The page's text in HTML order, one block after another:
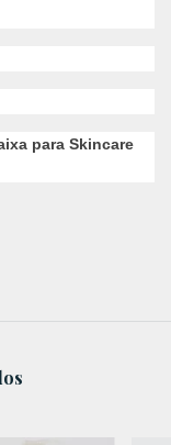
para Skincare